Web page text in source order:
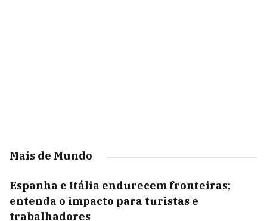
Mais de Mundo
Espanha e Itália endurecem fronteiras;
entenda o impacto para turistas e
trabalhadores